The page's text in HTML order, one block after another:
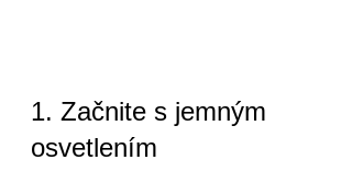
1. Začnite s jemným
osvetlením